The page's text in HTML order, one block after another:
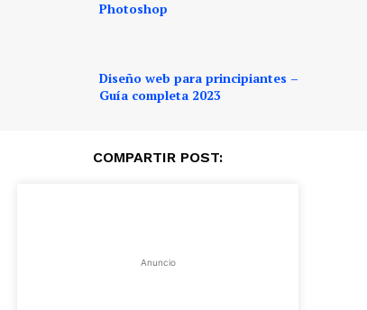
Photoshop
Diseño web para principiantes –
Guía completa 2023
COMPARTIR POST:
Anuncio